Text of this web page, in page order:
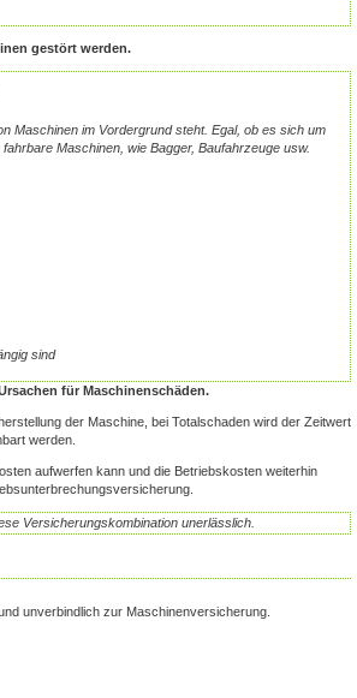
gestört werden.
Maschinen im Vordergrund steht. Egal, ob es sich um
Maschinen, wie Bagger, Baufahrzeuge usw.
sind
für Maschinenschäden.
der Maschine, bei Totalschaden wird der Zeitwert
werden.
aufwerfen kann und die Betriebskosten weiterhin
Versicherungskombination unerlässlich.
unverbindlich zur Maschinenversicherung.